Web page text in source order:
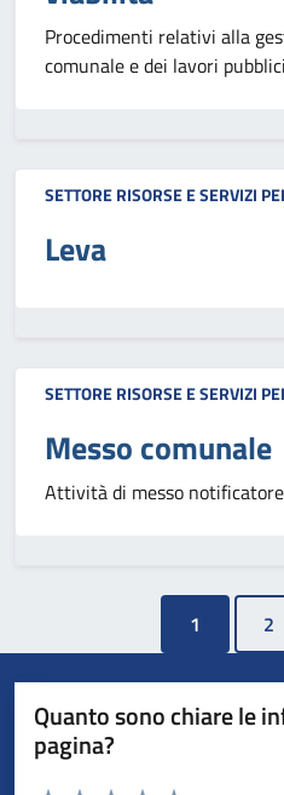
Procedimenti relativi alla
comunale e dei lavori pubblici
SETTORE RISORSE E SERVIZI
Leva
SETTORE RISORSE E SERVIZI
Messo comunale
Attività di messo notificatore
1
Quanto sono chiare le
pagina?